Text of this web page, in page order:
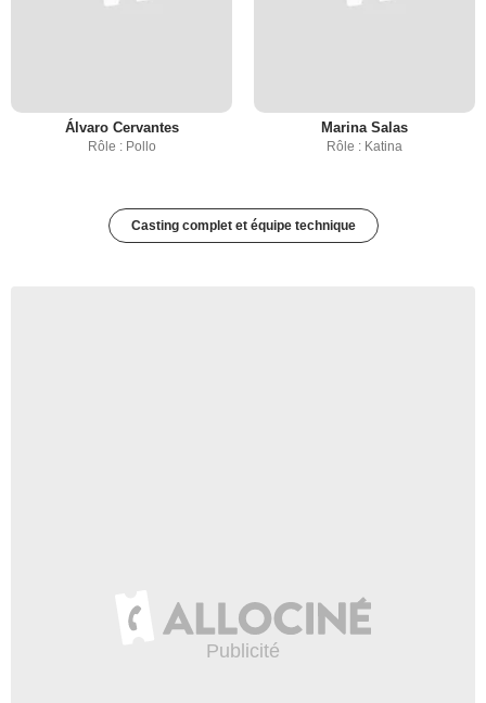
Álvaro Cervantes
Rôle : Pollo
Marina Salas
Rôle : Katina
Casting complet et équipe technique